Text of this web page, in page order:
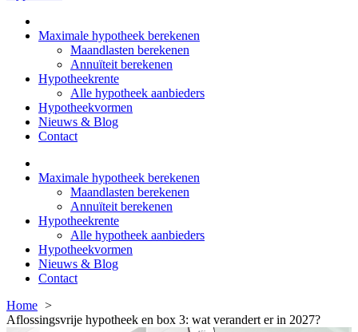
Maximale hypotheek berekenen
Maandlasten berekenen
Annuïteit berekenen
Hypotheekrente
Alle hypotheek aanbieders
Hypotheekvormen
Nieuws & Blog
Contact
Maximale hypotheek berekenen
Maandlasten berekenen
Annuïteit berekenen
Hypotheekrente
Alle hypotheek aanbieders
Hypotheekvormen
Nieuws & Blog
Contact
Home
Aflossingsvrije hypotheek en box 3: wat verandert er in 2027?